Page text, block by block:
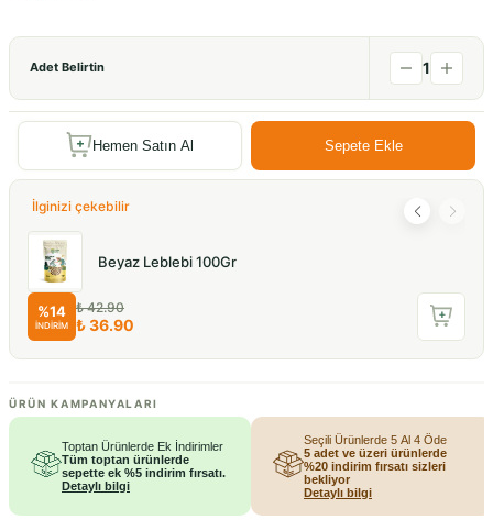
Adet Belirtin 1
Hemen Satın Al Sepete Ekle
İlginizi çekebilir
Beyaz Leblebi 100Gr
%14
İNDİRİM
₺ 42.90
₺ 36.90
ÜRÜN KAMPANYALARI
Toptan Ürünlerde Ek İndirimler
Tüm toptan ürünlerde
sepette ek %5 indirim fırsatı.
Detaylı bilgi
Seçili Ürünlerde 5 Al 4 Öde
5 adet ve üzeri ürünlerde
%20 indirim fırsatı sizleri
bekliyor
Detaylı bilgi